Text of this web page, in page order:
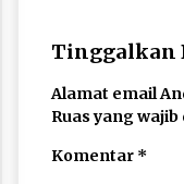
Tinggalkan
Alamat email
Ruas yang
Komentar *